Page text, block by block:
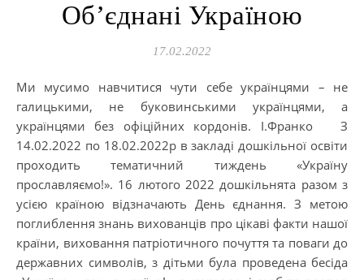
Об’єднані Україною
17.02.2022
Ми мусимо навчитися чути себе українцями – не
галицькими, не буковинськими українцями, а
українцями без офіційних кордонів. І.Франко З
14.02.2022 по 18.02.2022р в закладі дошкільної освіти
проходить тематичний тиждень «Україну
прославляємо!». 16 лютого 2022 дошкільнята разом з
усією країною відзначають День єднання. З метою
поглиблення знань вихованців про цікаві факти нашої
країни, виховання патріотичного почуття та поваги до
державних символів, з дітьми була проведена бесіда